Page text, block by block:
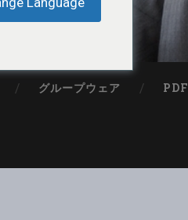
グループウェア PDF